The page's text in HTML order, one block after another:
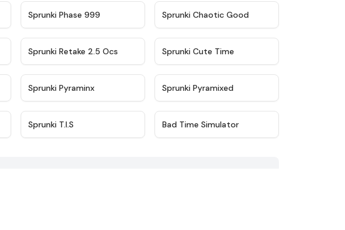
Sprunki Phase 999 ★
Sprunki Chaotic Good
★
Sprunki Retake 2.5 Ocs Sprunki Cute Time
Sprunki Pyraminx Sprunki Pyramixed
Sprunki T.I.S Bad Time Simulator